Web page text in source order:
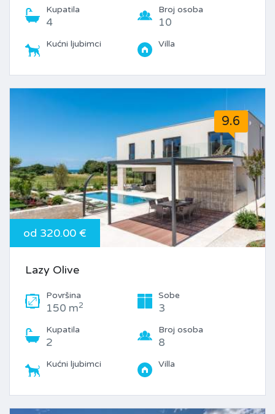
Kupatila
4
Broj osoba
10
Kućni ljubimci Villa
9.6
od 320.00 €
Lazy Olive
Površina
150 m2
Sobe
3
Kupatila
2
Broj osoba
8
Kućni ljubimci Villa